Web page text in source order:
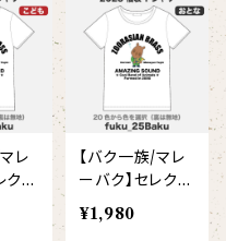
レ
クシ
ャ
)
【バク一族/マレ
ーバク】セレクシ
ョン 半袖Tシャ
ツ片面(大人)
¥1,980